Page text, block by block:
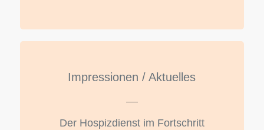
Impressionen / Aktuelles
Der Hospizdienst im Fortschritt